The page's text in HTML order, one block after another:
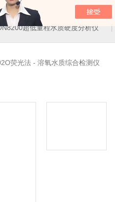
超低量程水质硬度分析仪
荧光法 - 溶氧水质综合检测仪